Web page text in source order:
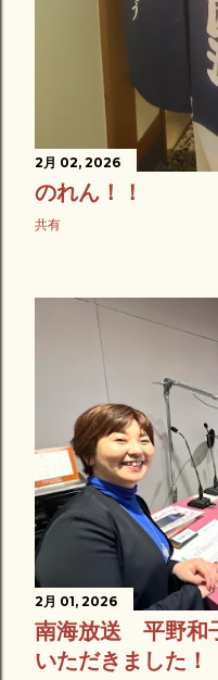
2月 02, 2026
のれん！！
共有
2月 01, 2026
南海放送 平野和
いただきました！